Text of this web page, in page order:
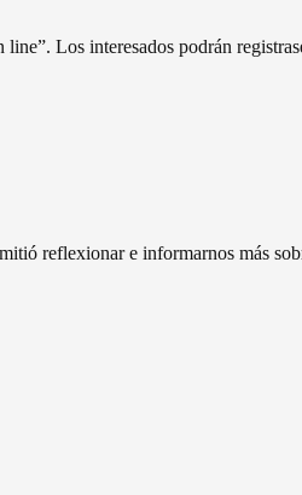
Los interesados podrán
reflexionar e informarnos más